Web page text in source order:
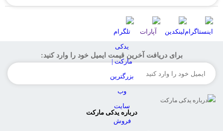
برای دریافت آخرین قیمت ایمیل خود را وارد کنید:
درباره یدکی مارکت